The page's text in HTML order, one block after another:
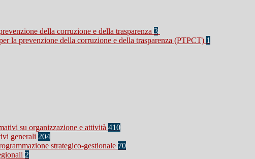
della corruzione e della trasparenza 3
la prevenzione della corruzione e della trasparenza (PTPCT) 1
su organizzazione e attività 410
generali 204
strategico-gestionale 70
2